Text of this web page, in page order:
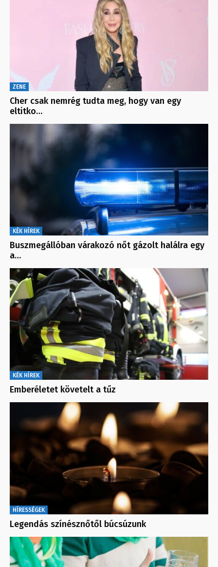
ZENE
Cher csak nemrég tudta meg, hogy van egy
eltitko…
KÉK HÍREK
Buszmegállóban várakozó nőt gázolt halálra egy
a…
KÉK HÍREK
Emberéletet követelt a tűz
HÍRESSÉGEK
Legendás színésznőtől búcsúzunk